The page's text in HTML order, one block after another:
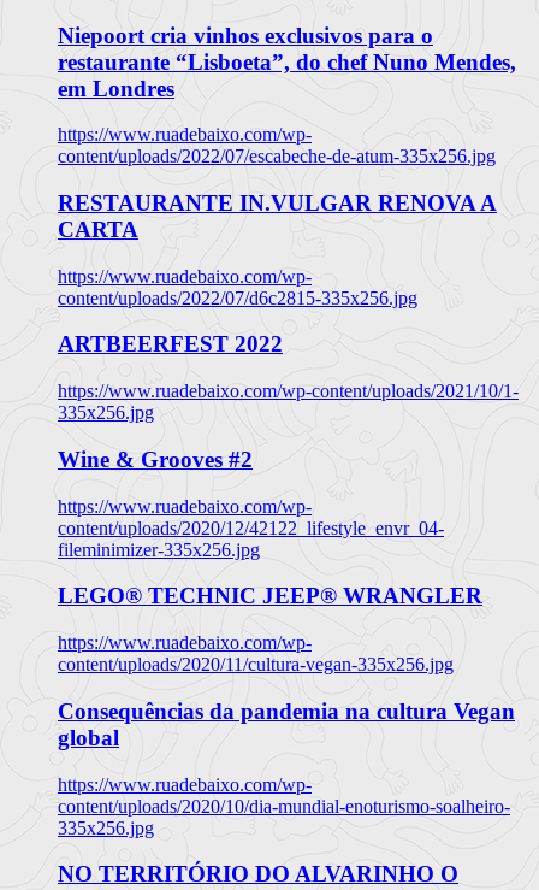
Niepoort cria vinhos exclusivos para o
restaurante “Lisboeta”, do chef Nuno Mendes,
em Londres
https://www.ruadebaixo.com/wp-
content/uploads/2022/07/escabeche-de-atum-335x256.jpg
RESTAURANTE IN.VULGAR RENOVA A
CARTA
https://www.ruadebaixo.com/wp-
content/uploads/2022/07/d6c2815-335x256.jpg
ARTBEERFEST 2022
https://www.ruadebaixo.com/wp-content/uploads/2021/10/1-
335x256.jpg
Wine & Grooves #2
https://www.ruadebaixo.com/wp-
content/uploads/2020/12/42122_lifestyle_envr_04-
fileminimizer-335x256.jpg
LEGO® TECHNIC JEEP® WRANGLER
https://www.ruadebaixo.com/wp-
content/uploads/2020/11/cultura-vegan-335x256.jpg
Consequências da pandemia na cultura Vegan
global
https://www.ruadebaixo.com/wp-
content/uploads/2020/10/dia-mundial-enoturismo-soalheiro-
335x256.jpg
NO TERRITÓRIO DO ALVARINHO O